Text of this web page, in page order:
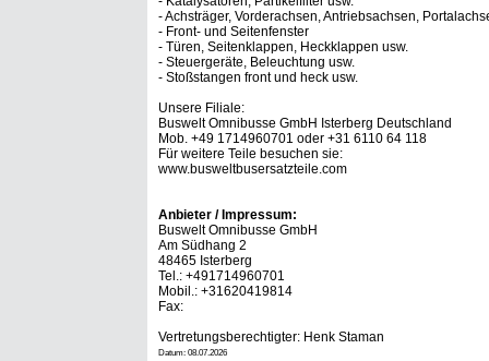
- Achsträger, Vorderachsen, Antriebsachsen,
- Front- und Seitenfenster
- Türen, Seitenklappen, Heckklappen usw.
- Steuergeräte, Beleuchtung usw.
- Stoßstangen front und heck usw.
Unsere Filiale:
Buswelt Omnibusse GmbH Isterberg Deutschland
Mob. +49 1714960701 oder +31 6110 64 118
Für weitere Teile besuchen sie:
www.busweltbusersatzteile.com
Anbieter / Impressum:
Buswelt Omnibusse GmbH
Am Südhang 2
48465 Isterberg
Tel.: +491714960701
Mobil.: +31620419814
Fax:
Vertretungsberechtigter: Henk Staman
Datum: 08.07.2026